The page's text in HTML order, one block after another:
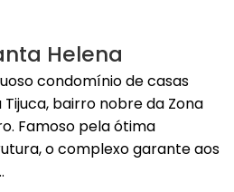
Helena
condomínio de casas
bairro nobre da Zona
Famoso pela ótima
o complexo garante aos